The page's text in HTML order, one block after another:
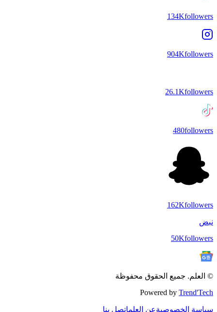
134Kfollowers
904Kfollowers
26.1Kfollowers
480followers
162Kfollowers
نبض
50Kfollowers
© العلم. جميع الحقوق محفوظة
Powered by Trend'Tech
سياسة الخصوصيةعن العلماتصل بنا